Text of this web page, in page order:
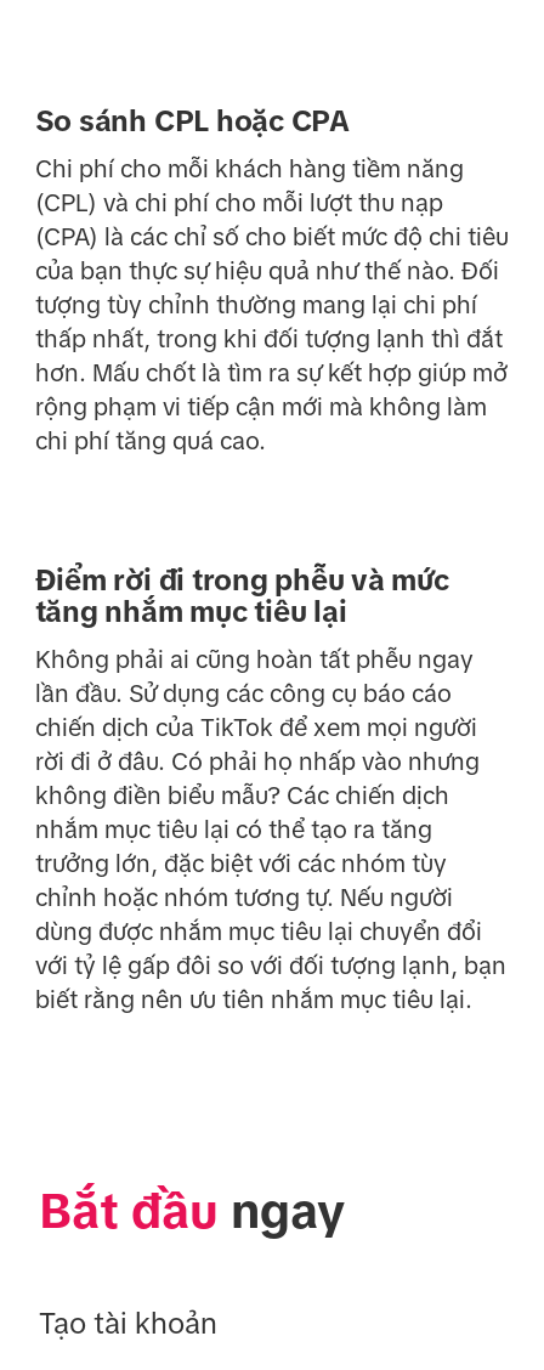
So sánh CPL hoặc CPA
Chi phí cho mỗi khách hàng tiềm năng
(CPL) và chi phí cho mỗi lượt thu nạp
(CPA) là các chỉ số cho biết mức độ chi tiêu
của bạn thực sự hiệu quả như thế nào. Đối
tượng tùy chỉnh thường mang lại chi phí
thấp nhất, trong khi đối tượng lạnh thì đắt
hơn. Mấu chốt là tìm ra sự kết hợp giúp mở
rộng phạm vi tiếp cận mới mà không làm
chi phí tăng quá cao.
Điểm rời đi trong phễu và mức
tăng nhắm mục tiêu lại
Không phải ai cũng hoàn tất phễu ngay
lần đầu. Sử dụng các công cụ báo cáo
chiến dịch của TikTok để xem mọi người
rời đi ở đâu. Có phải họ nhấp vào nhưng
không điền biểu mẫu? Các chiến dịch
nhắm mục tiêu lại có thể tạo ra tăng
trưởng lớn, đặc biệt với các nhóm tùy
chỉnh hoặc nhóm tương tự. Nếu người
dùng được nhắm mục tiêu lại chuyển đổi
với tỷ lệ gấp đôi so với đối tượng lạnh, bạn
biết rằng nên ưu tiên nhắm mục tiêu lại.
Bắt đầu ngay
Tạo tài khoản